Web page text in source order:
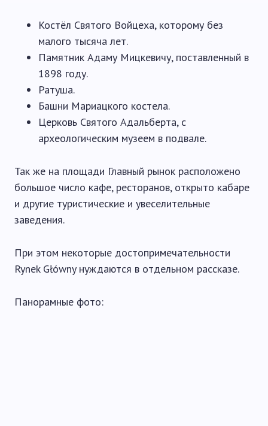
Костёл Святого Войцеха, которому без
малого тысяча лет.
Памятник Адаму Мицкевичу, поставленный в
1898 году.
Ратуша.
Башни Мариацкого костела.
Церковь Святого Адальберта, с
археологическим музеем в подвале.
Так же на площади Главный рынок расположено
большое число кафе, ресторанов, открыто кабаре
и другие туристические и увеселительные
заведения.
При этом некоторые достопримечательности
Rynek Główny нуждаются в отдельном рассказе.
Панорамные фото: